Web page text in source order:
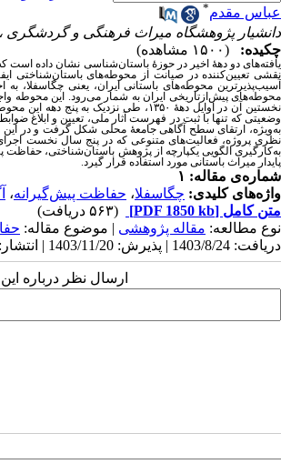
عباس مقدم*
دانشیار پژوهشگاه میراث فرهنگی و گردشگری ،
چکیده:
(۱۵۰۰ مشاهده)
یافته‌های دو دهۀ اخیر در حوزۀ باستان‌شناسی نشان داده است
آسیب‌پذیرترین محوطه‌های باستانی ایران، یعنی چگاسفلا،
محوطه‌های پیش‌ازتاریخی ایران به شمار می‌رود. این محوطه
نخستین آن در اوایل دهۀ ۱۳۵۰، طی
وضعیتی که تنها با ثبت در فهرست آثار ملی، تعیین و ابلاغ
به‌ویژه، ارتقای سطح آگاهی جامعۀ محلی شکل گرفت و در این
نظری پروژه، فعالیت‌های متنوعی که در پنج سال نخست
به‌کارگیری الگویی یکپارچه از پژوهش باستان‌شناختی، حفاظت
پایدار میراث باستانی مورد استفاده قرار گیرد.
شماره‌ی مقاله: ۱
واژه‌های کلیدی: چگاسفلا، حفاظت پیش‌گیرانه،
متن کامل [PDF 1850 kb]
(۵۶۳ دریافت)
نوع مطالعه: مقاله پژوهشی | موضوع مقاله:
دریافت: 1403/8/24 | پذیرش: 1403/11/20 | انتشار: 1404/12/3
ارسال نظر درباره